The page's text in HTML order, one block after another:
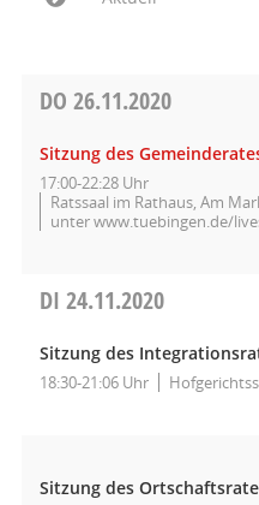
DO 26.11.2020
Sitzung des
17:00-22:28 Uhr
Ratssaal im Rathaus, Am
unter www.tuebingen.de/
DI 24.11.2020
Sitzung des
18:30-21:06 Uhr
Sitzung des